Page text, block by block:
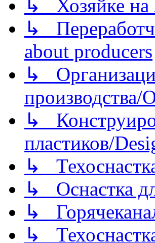
↳ Хозяйке на
↳
about producers
↳
↳
пластиков/
↳
↳ Оснастка
↳
↳